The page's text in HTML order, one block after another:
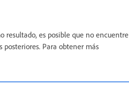
resultado, es posible que no encuentre
posteriores. Para obtener más